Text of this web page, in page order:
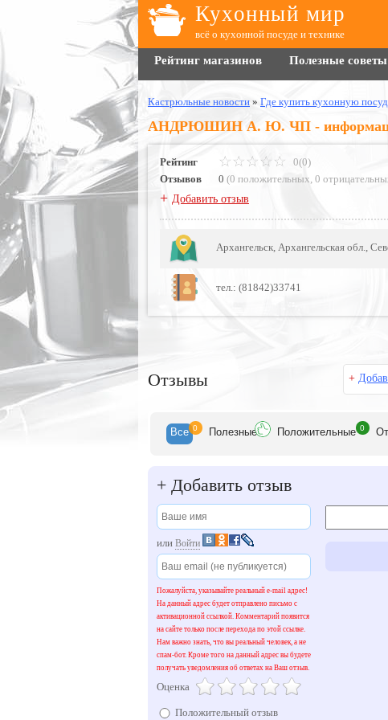
Кухонный мир
всё о кухонной посуде и технике
Рейтинг магазинов Полезные советы
Кастрюльные новости » Где купить кухонную
АНДРЮШИН А. Ю. ЧП -
Рейтинг
0(0)
Отзывов
0 (0 положительных, 0
+ Добавить отзыв
Архангельск, Архангельская обл.,
тел.: (81842)33741
Отзывы +
Все 0 Полезные Положительные 0
+ Добавить отзыв
или Войти
Пожалуйста, указывайте реальный e-mail адрес!
На данный адрес будет отправлено письмо с
активационной ссылкой. Комментарий появится
на сайте только после перехода по этой ссылке.
Нам важно знать, что вы реальный человек, а не
спам-бот. Кроме того на данный адрес вы будете
получать уведомления об ответах на Ваш отзыв.
Оценка
Положительный отзыв